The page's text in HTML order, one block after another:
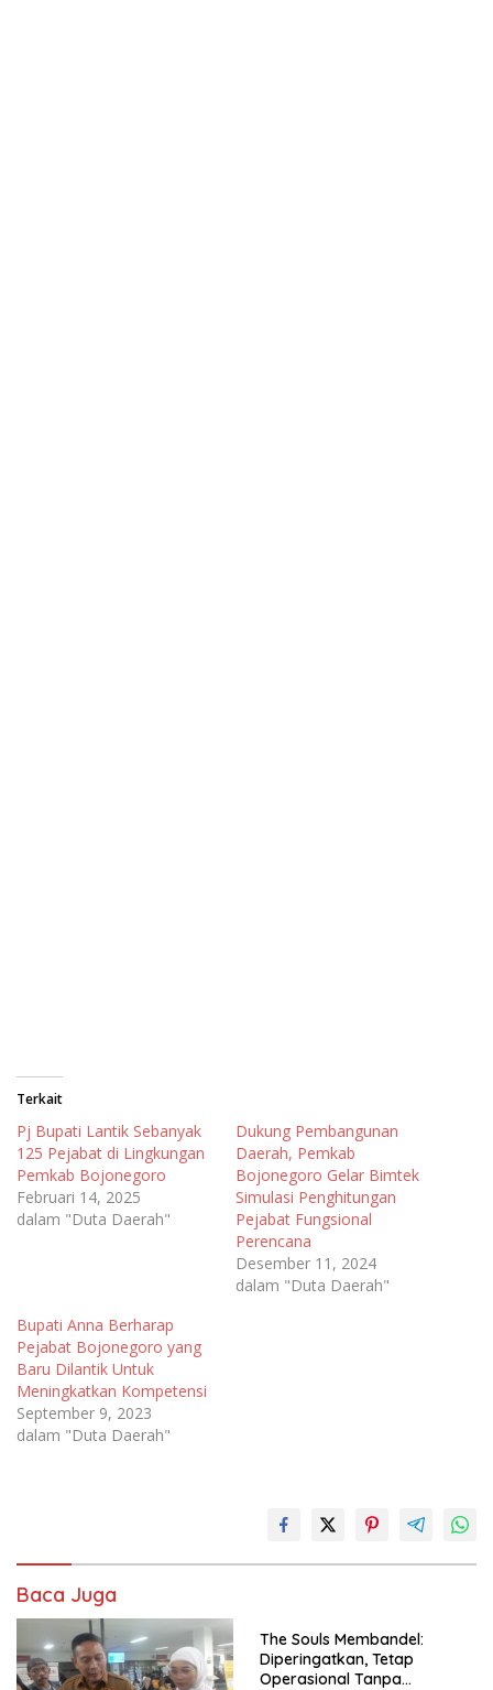
Terkait
Pj Bupati Lantik Sebanyak
125 Pejabat di Lingkungan
Pemkab Bojonegoro
Februari 14, 2025
dalam "Duta Daerah"
Dukung Pembangunan
Daerah, Pemkab
Bojonegoro Gelar Bimtek
Simulasi Penghitungan
Pejabat Fungsional
Perencana
Desember 11, 2024
dalam "Duta Daerah"
Bupati Anna Berharap
Pejabat Bojonegoro yang
Baru Dilantik Untuk
Meningkatkan Kompetensi
September 9, 2023
dalam "Duta Daerah"
Baca Juga
The Souls Membandel:
Diperingatkan, Tetap
Operasional Tanpa